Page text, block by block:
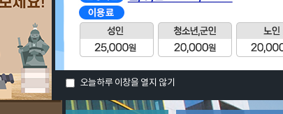
오늘하루 이창을 열지 않기